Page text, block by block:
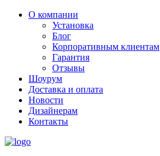
О компании
Установка
Блог
Корпоративным клиентам
Гарантия
Отзывы
Шоурум
Доставка и оплата
Новости
Дизайнерам
Контакты